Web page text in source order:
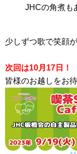
JHCの角煮も
少しずつ歌で笑顔
次回は10月17日！
皆様のお越しをお